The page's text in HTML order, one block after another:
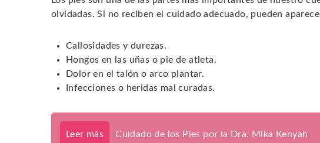
olvidadas. Si no reciben el cuidado adecuado, pueden
Callosidades y durezas.
Hongos en las uñas o pie de atleta.
Dolor en el talón o arco plantar.
Infecciones o heridas mal curadas.
Leer más Cuidado de los Pies por la Dra. Mika Kenyah